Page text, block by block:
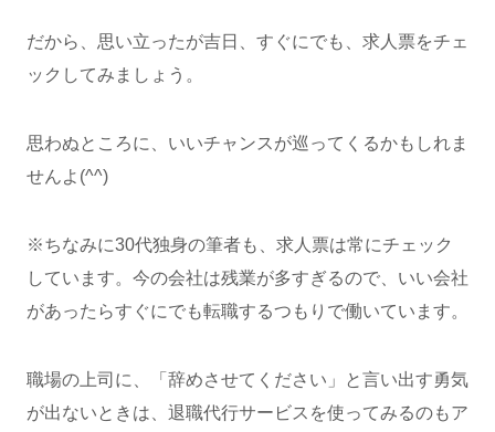
だから、思い立ったが吉日、すぐにでも、求人票をチェ
ックしてみましょう。
思わぬところに、いいチャンスが巡ってくるかもしれま
せんよ(^^)
※ちなみに30代独身の筆者も、求人票は常にチェック
しています。今の会社は残業が多すぎるので、いい会社
があったらすぐにでも転職するつもりで働いています。
職場の上司に、「辞めさせてください」と言い出す勇気
が出ないときは、退職代行サービスを使ってみるのもア